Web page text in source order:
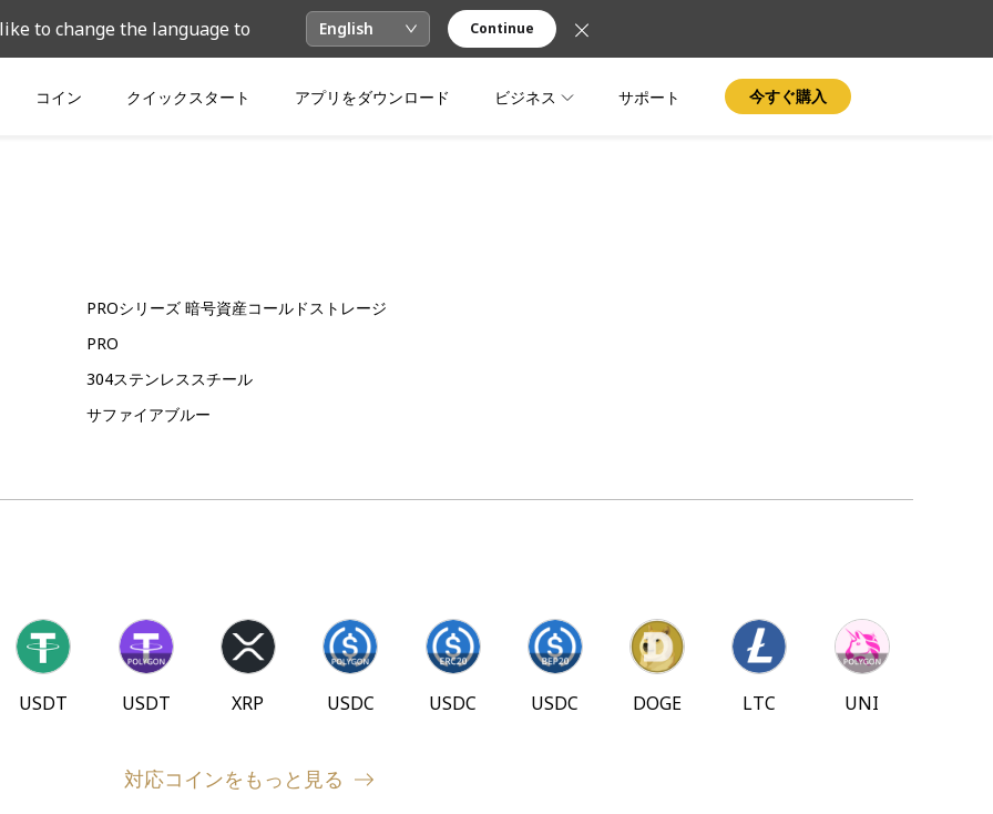
to change the language to English Continue
コイン クイックスタート アプリをダウンロード ビジネス サポート 今すぐ購入
PROシリーズ 暗号資産コールドストレージ
PRO
304ステンレススチール
サファイアブルー
USDT USDT XRP USDC USDC USDC DOGE LTC UNI
対応コインをもっと見る